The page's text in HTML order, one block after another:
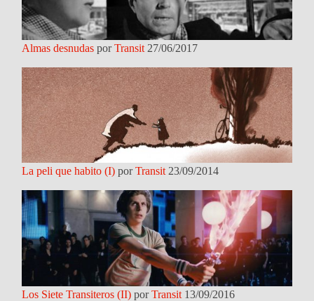
Almas desnudas porTransit 27/06/2017
La peli que habito (I) porTransit 23/09/2014
Los Siete Transiteros (II) porTransit 13/09/2016